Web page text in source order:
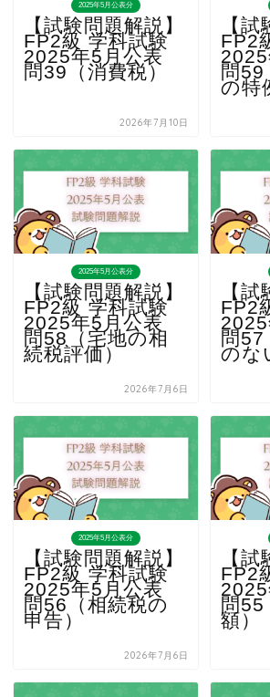
2025年5月公表分
【試験問題解説】
FP2級 学科試験
2025年5月公表
問39（消費税）
2026年7月10日
【
FP2
問59
の特
2025年5月公表分
【試験問題解説】
FP2級 学科試験
2025年5月公表
問58（宅地の相
続税評価）
2026年7月6日
【
FP2
問57
のな
2025年5月公表分
【試験問題解説】
FP2級 学科試験
2025年5月公表
問56（相続税の
申告）
2026年7月6日
【
FP2
問55
額）